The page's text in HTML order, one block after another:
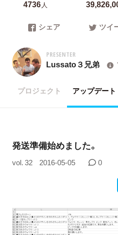
4736人
シェア ツイ
PRESENTER
Lussato３兄弟
プロジェクト アップデート
発送準備始めました。
vol. 32 2016-05-05 0